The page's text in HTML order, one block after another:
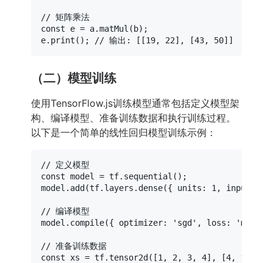
// 矩阵乘法
const e = a.matMul (b);
e. print (); // 输出: [[19, 22], [43, 50]]
（二）模型训练
使用TensorFlow.js训练模型通常包括定义模型架
构、编译模型、准备训练数据和执行训练过程。
以下是一个简单的线性回归模型训练示例：
// 定义模型
const model = tf. sequential ();
model. add (tf. layers . dense({ units : 1 ,
// 编译模型
model. compile({ optimizer: 'sgd' , loss :
// 准备训练数据
const xs = tf.tensor2d ([1 , 2 , 3, 4], [4, 1